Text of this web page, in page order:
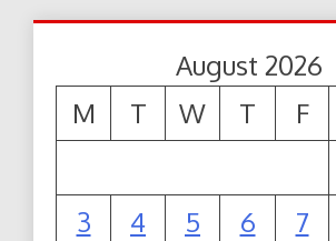
August 2026
M
T W T F
3
4 5 6 7